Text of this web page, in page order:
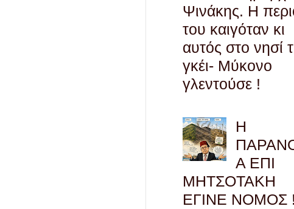
Ψινάκης. Η
του καιγόταν κι
αυτός στο νησί
γκέι- Μύκονο
γλεντούσε !
Η
Α ΕΠΙ
ΜΗΤΣΟΤΑΚΗ
ΕΓΙΝΕ ΝΟΜΟΣ